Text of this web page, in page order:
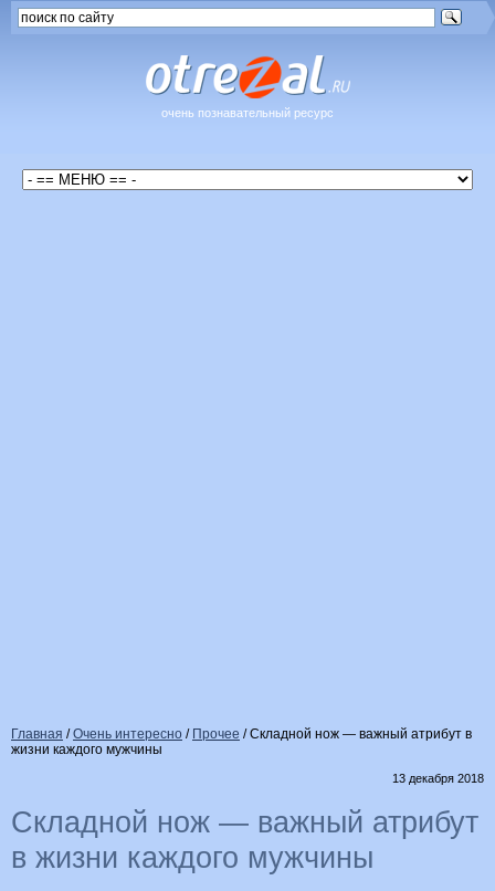
очень познавательный ресурс
Главная /Очень интересно / Прочее /Складной нож — важный атрибут в
жизни каждого мужчины
13 декабря 2018
Складной нож — важный атрибут
в жизни каждого мужчины